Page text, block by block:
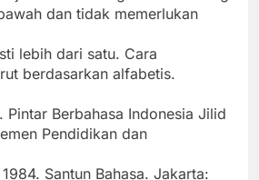
dan tidak memerlukan
lebih dari satu. Cara
berdasarkan alfabetis.
Pintar Berbahasa Indonesia Jilid
Pendidikan dan
Santun Bahasa. Jakarta: